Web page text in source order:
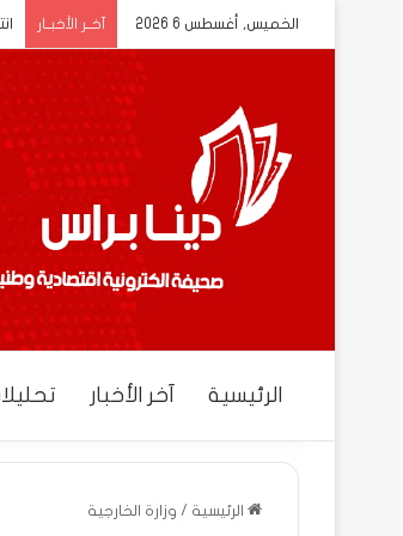
الخميس, أغسطس 6 2026 آخــر الأخبــار
الرئيسية آخر الأخبار
الرئيسية / وزارة الخارجية